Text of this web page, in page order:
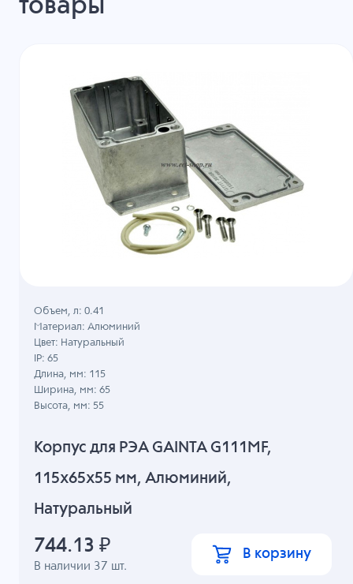
товары
Корпус для РЭА GAINTA G111MF,
115x65x55 мм, Алюминий,
Натуральный
В наличии 37 шт.
Объем, л: 0.41
Материал: Алюминий
Цвет: Натуральный
IP: 65
Длина, мм: 115
Ширина, мм: 65
Высота, мм: 55
744.13 ₽ В корзину